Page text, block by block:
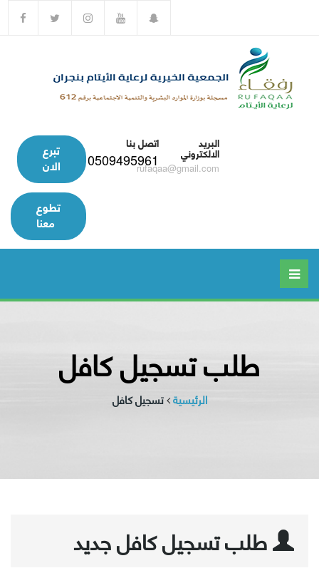
البريد
الالكتروني
rufaqaa@gmail.com
اتصل بنا
0509495961 تبرع
الان
تطوع
معنا
طلب تسجيل كافل
الرئيسية تسجيل كافل
طلب تسجيل كافل جديد